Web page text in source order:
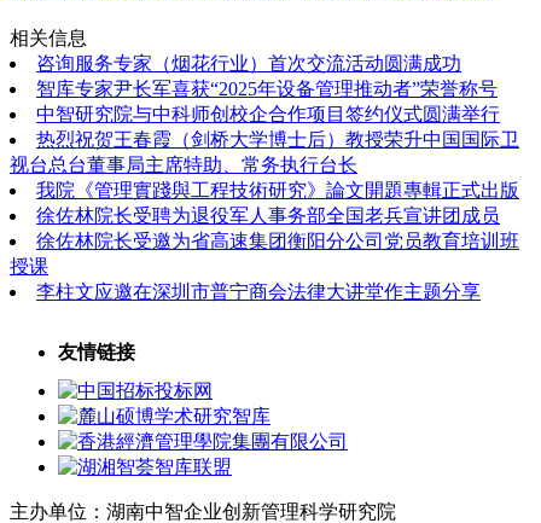
相关信息
咨询服务专家（烟花行业）首次交流活动圆满成功
智库专家尹长军喜获“2025年设备管理推动者”荣誉称号
中智研究院与中科师创校企合作项目签约仪式圆满举行
热烈祝贺王春霞（剑桥大学博士后）教授荣升中国国际卫
视台总台董事局主席特助、常务执行台长
我院《管理實踐與工程技術研究》論文開題專輯正式出版
徐佐林院长受聘为退役军人事务部全国老兵宣讲团成员
徐佐林院长受邀为省高速集团衡阳分公司党员教育培训班
授课
李柱文应邀在深圳市普宁商会法律大讲堂作主题分享
友情链接
主办单位：湖南中智企业创新管理科学研究院